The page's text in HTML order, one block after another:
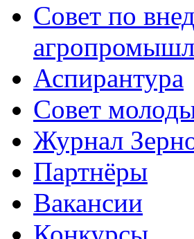
Совет по
Аспирантура
Совет
Журнал
Партнёры
Вакансии